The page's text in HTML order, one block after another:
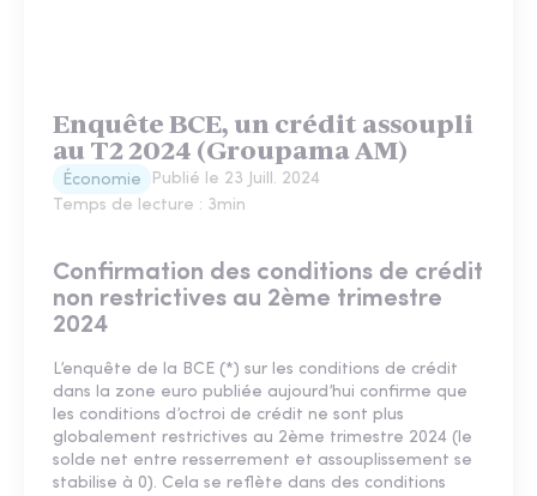
Enquête BCE, un crédit assoupli
au T2 2024 (Groupama AM)
Économie Publié le 23 Juill. 2024
Temps de lecture : 3min
Confirmation des conditions de crédit
non restrictives au 2ème trimestre
2024
L’enquête de la BCE (*) sur les conditions de crédit
dans la zone euro publiée aujourd’hui confirme que
les conditions d’octroi de crédit ne sont plus
globalement restrictives au 2ème trimestre 2024 (le
solde net entre resserrement et assouplissement se
stabilise à 0). Cela se reflète dans des conditions